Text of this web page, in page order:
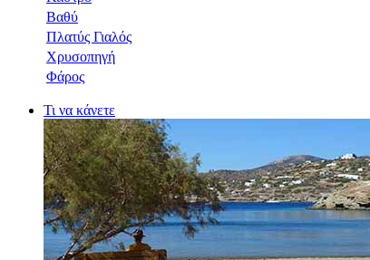
Βαθύ
Πλατύς Γιαλός
Χρυσοπηγή
Φάρος
Τι να κάνετε